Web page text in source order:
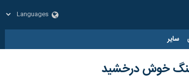
سایر
جنگ خوش درخشید